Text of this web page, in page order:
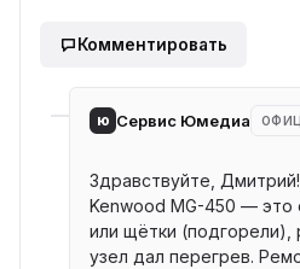
Комментировать
ю Сервис Юмедиа
Здравствуйте,
Kenwood MG-450 — это
или щётки (подгорели),
узел дал перегрев.